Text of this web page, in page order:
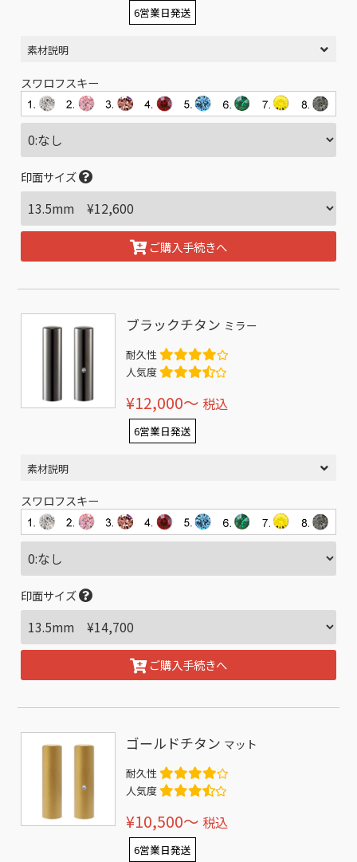
6営業日発送
素材説明
スワロフスキー
印面サイズ
ご購入手続きへ
ブラックチタン ミラー
耐久性
人気度
¥12,000〜 税込
6営業日発送
素材説明
スワロフスキー
印面サイズ
ご購入手続きへ
ゴールドチタン マット
耐久性
人気度
¥10,500〜 税込
6営業日発送